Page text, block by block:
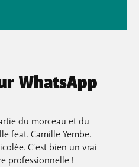
WhatsApp
du morceau et du
feat. Camille Yembe.
C’est bien un vrai
professionnelle !